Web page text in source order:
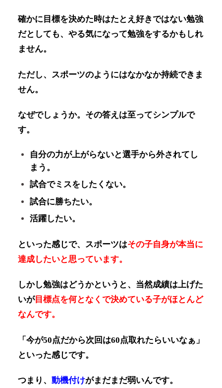
確かに目標を決めた時はたとえ好きではない勉強
だとしても、やる気になって勉強をするかもしれ
ません。
ただし、スポーツのようにはなかなか持続できま
せん。
なぜでしょうか。その答えは至ってシンプルで
す。
自分の力が上がらないと選手から外されてし
まう。
試合でミスをしたくない。
試合に勝ちたい。
活躍したい。
といった感じで、スポーツはその子自身が本当に
達成したいと思っています。
しかし勉強はどうかというと、当然成績は上げた
いが目標点を何となくで決めている子がほとんど
なんです。
「今が50点だから次回は60点取れたらいいなぁ」
といった感じです。
つまり、 動機付けがまだまだ弱いんです。